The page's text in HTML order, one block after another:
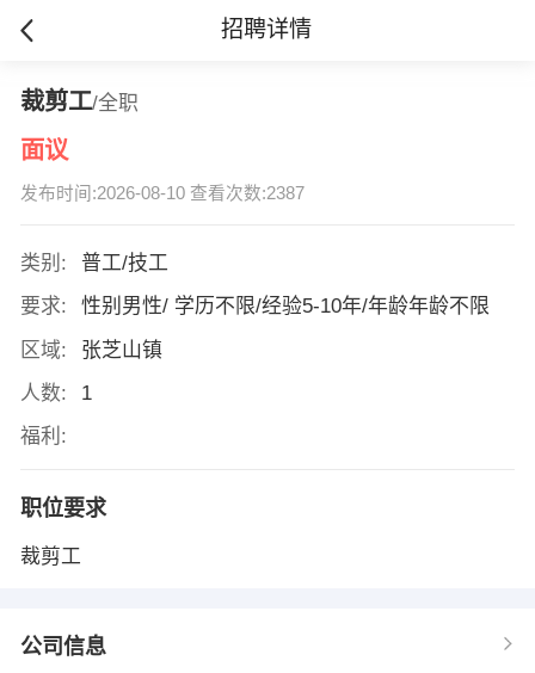
招聘详情
裁剪工/全职
面议
发布时间:2026-08-10 查看次数:2387
类别:
普工/技工
要求:
性别男性/ 学历不限/经验5-10年/年龄年龄不限
区域:
张芝山镇
人数:
1
福利:
职位要求
裁剪工
公司信息